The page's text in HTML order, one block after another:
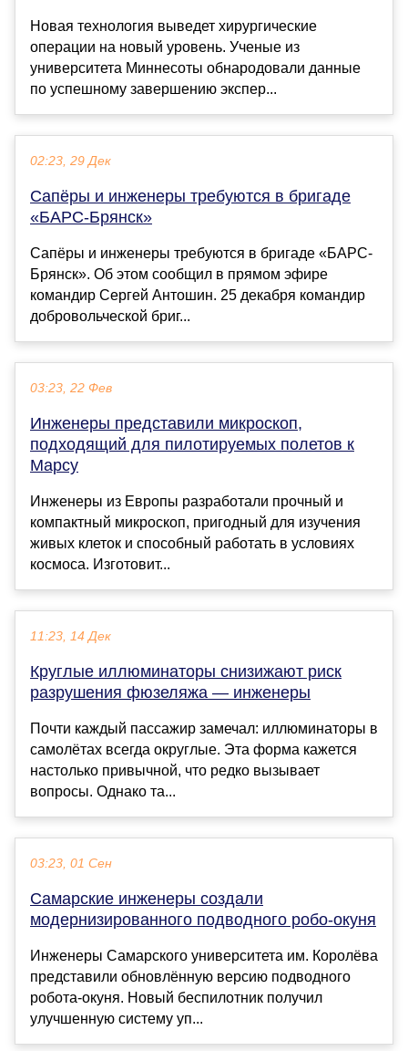
Новая технология выведет хирургические
операции на новый уровень. Ученые из
университета Миннесоты обнародовали данные
по успешному завершению экспер...
02:23, 29 Дек
Сапёры и инженеры требуются в бригаде
«БАРС-Брянск»
Сапёры и инженеры требуются в бригаде «БАРС-
Брянск». Об этом сообщил в прямом эфире
командир Сергей Антошин. 25 декабря командир
добровольческой бриг...
03:23, 22 Фев
Инженеры представили микроскоп,
подходящий для пилотируемых полетов к
Марсу
Инженеры из Европы разработали прочный и
компактный микроскоп, пригодный для изучения
живых клеток и способный работать в условиях
космоса. Изготовит...
11:23, 14 Дек
Круглые иллюминаторы снизижают риск
разрушения фюзеляжа — инженеры
Почти каждый пассажир замечал: иллюминаторы в
самолётах всегда округлые. Эта форма кажется
настолько привычной, что редко вызывает
вопросы. Однако та...
03:23, 01 Сен
Самарские инженеры создали
модернизированного подводного робо-окуня
Инженеры Самарского университета им. Королёва
представили обновлённую версию подводного
робота-окуня. Новый беспилотник получил
улучшенную систему уп...